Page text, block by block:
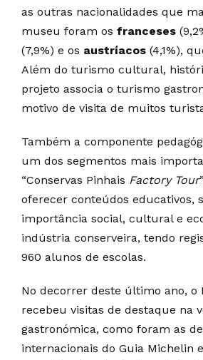
as outras nacionalidades que
museu foram os franceses
(7,9%) e os austríacos (4,1%),
Além do turismo cultural,
projeto associa o turismo
motivo de visita de muitos
Também a componente
um dos segmentos mais
“Conservas Pinhais Factory Tour
oferecer conteúdos educativos,
importância social, cultural e
indústria conserveira, tendo
960 alunos de escolas.
No decorrer deste último ano, o
recebeu visitas de destaque na
gastronómica, como foram as
internacionais do Guia Michelin